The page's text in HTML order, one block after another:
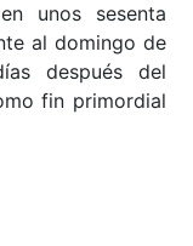
unos sesenta
al domingo de
después del
fin primordial